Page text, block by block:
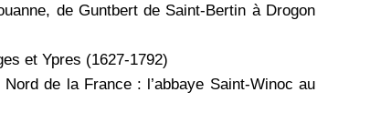
de Guntbert de Saint-Bertin à Drogon
et Ypres (1627-1792)
de la France : l’abbaye Saint-Winoc au